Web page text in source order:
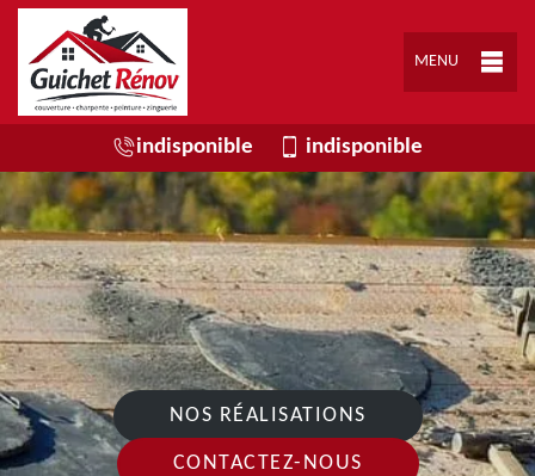
MENU
indisponible indisponible
NOS RÉALISATIONS
CONTACTEZ-NOUS